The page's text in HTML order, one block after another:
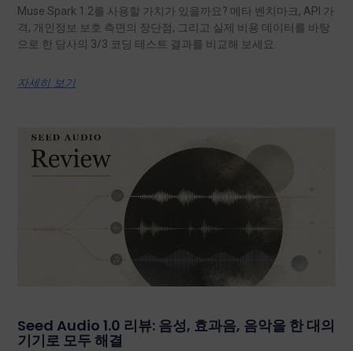
Muse Spark 1.2를 사용할 가치가 있을까요? 메타 벤치마크, API 가
격, 개인정보 보호 측면의 장단점, 그리고 실제 비용 데이터를 바탕
으로 한 당사의 3/3 코딩 테스트 결과를 비교해 보세요.
자세히 보기
Seed Audio 1.0 리뷰: 음성, 효과음, 음악을 한 대의
기기로 모두 해결